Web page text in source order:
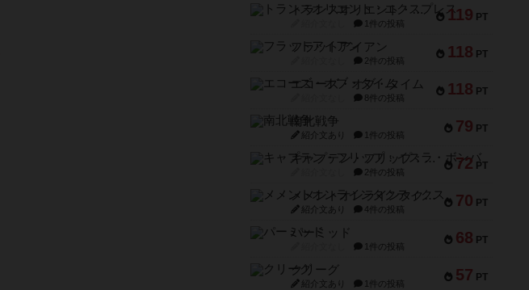
119 PT
トランスオリエント・エクスプレス
1件の投稿
118 PT
フラットアイアン
2件の投稿
118 PT
エコーズ・オブ・タイム
8件の投稿
79 PT
南北戦争
紹介文あり 1件の投稿
72 PT
キャプテン・フリップ：イスラ・ボンバ
2件の投稿
70 PT
メメントオンラインタクティクス
紹介文あり 4件の投稿
68 PT
パーミッド
1件の投稿
57 PT
クリーグ
紹介文あり 1件の投稿